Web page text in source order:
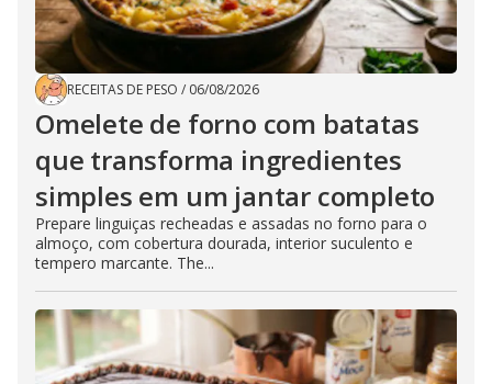
RECEITAS DE PESO / 06/08/2026
Omelete de forno com batatas
que transforma ingredientes
simples em um jantar completo
Prepare linguiças recheadas e assadas no forno para o
almoço, com cobertura dourada, interior suculento e
tempero marcante. The...